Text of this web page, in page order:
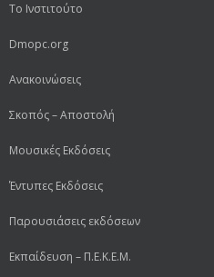
Το Ινστιτούτο
Dmopc.org
Ανακοινώσεις
Σκοπός – Αποστολή
Μουσικές Εκδόσεις
Έντυπες Εκδόσεις
Παρουσιάσεις εκδόσεων
Εκπαίδευση – Π.Ε.Κ.Ε.Μ.